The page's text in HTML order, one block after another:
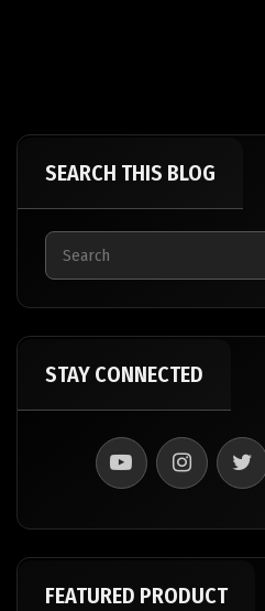
SEARCH THIS BLOG
STAY CONNECTED
FEATURED PRODUCT